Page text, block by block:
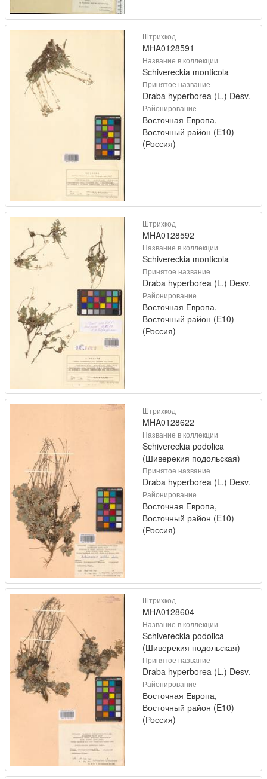
Штрихкод
MHA0128591
Название в коллекции
Schivereckia monticola
Принятое название
Draba hyperborea (L.) Desv.
Районирование
Восточная Европа,
Восточный район (E10)
(Россия)
Штрихкод
MHA0128592
Название в коллекции
Schivereckia monticola
Принятое название
Draba hyperborea (L.) Desv.
Районирование
Восточная Европа,
Восточный район (E10)
(Россия)
Штрихкод
MHA0128622
Название в коллекции
Schivereckia podolica
(Шиверекия подольская)
Принятое название
Draba hyperborea (L.) Desv.
Районирование
Восточная Европа,
Восточный район (E10)
(Россия)
Штрихкод
MHA0128604
Название в коллекции
Schivereckia podolica
(Шиверекия подольская)
Принятое название
Draba hyperborea (L.) Desv.
Районирование
Восточная Европа,
Восточный район (E10)
(Россия)